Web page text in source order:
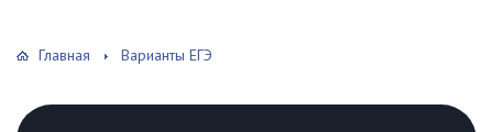
Главная Варианты ЕГЭ